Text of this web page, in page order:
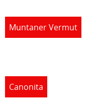
Muntaner Vermut
Canonita